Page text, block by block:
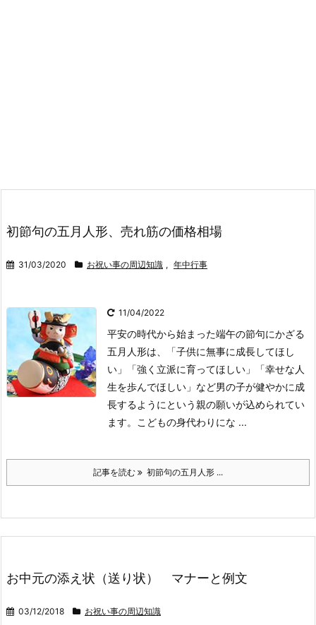
初節句の五月人形、売れ筋の価格相場
31/03/2020 お祝い事の周辺知識 , 年中行事
11/04/2022
平安の時代から始まった端午の節句にかざる
五月人形は、「子供に無事に成長してほし
い」「強く立派に育ってほしい」「幸せな人
生を歩んでほしい」など男の子が健やかに成
長するようにという親の願いが込められてい
ます。
こどもの身代わりにな ...
記事を読む 初節句の五月人形 ...
お中元の添え状（送り状） マナーと例文
03/12/2018 お祝い事の周辺知識